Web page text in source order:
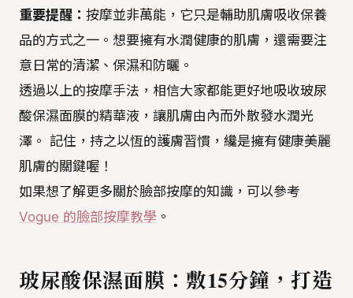
重要提醒： 按摩並非萬能，它只是輔助肌膚吸收保養
品的方式之一。想要擁有水潤健康的肌膚，還需要注
意日常的清潔、保濕和防曬。
透過以上的按摩手法，相信大家都能更好地吸收玻尿
酸保濕面膜的精華液，讓肌膚由內而外散發水潤光
澤。 記住，持之以恆的護膚習慣，纔是擁有健康美麗
肌膚的關鍵喔！
如果想了解更多關於臉部按摩的知識，可以參考
Vogue 的臉部按摩教學 。
玻尿酸保濕面膜：敷15分鐘，打造